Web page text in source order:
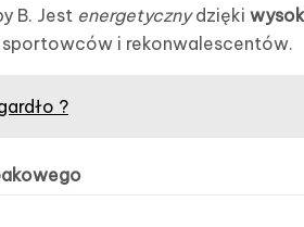
B. Jest energetycznydzięki
sportowców i rekonwalescentów.
?